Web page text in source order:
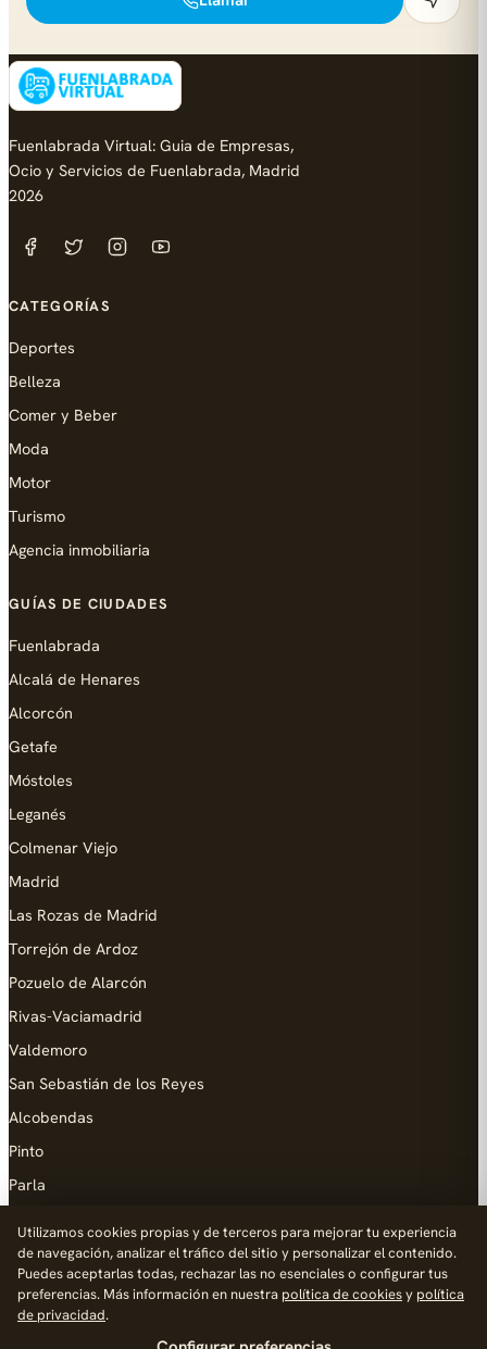
Fuenlabrada Virtual: Guia de Empresas,
Ocio y Servicios de Fuenlabrada, Madrid
2026
CATEGORÍAS
Deportes
Belleza
Comer y Beber
Moda
Motor
Turismo
Agencia inmobiliaria
GUÍAS DE CIUDADES
Fuenlabrada
Alcalá de Henares
Alcorcón
Getafe
Móstoles
Leganés
Colmenar Viejo
Madrid
Las Rozas de Madrid
Torrejón de Ardoz
Pozuelo de Alarcón
Rivas-Vaciamadrid
Valdemoro
San Sebastián de los Reyes
Alcobendas
Pinto
Parla
AYUDA
Añadir empresa
Utilizamos cookies propias y de terceros para mejorar tu experiencia
de navegación, analizar el tráfico del sitio y personalizar el contenido.
Puedes aceptarlas todas, rechazar las no esenciales o configurar tus
preferencias. Más información en nuestra política de cookiesy política
de privacidad.